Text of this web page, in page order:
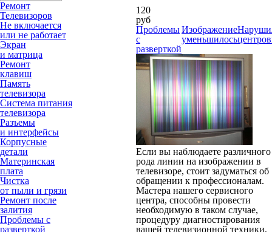
Ремонт
Телевизоров
Не включается
или не работает
Экран
и матрица
Ремонт
клавиш
Память
телевизора
Система питания
телевизора
Разъемы
и интерфейсы
Корпусные
детали
Материнская
плата
Чистка
от пыли и грязи
Ремонт после
залития
Проблемы с
разверткой
120
руб
Проблемы
с
разверткой
Изображение
уменьшилось
Если вы наблюдаете различного
рода линии на изображении в
телевизоре, стоит задуматься об
обращении к профессионалам.
Мастера нашего сервисного
центра, способны провести
необходимую в таком случае,
процедуру диагностирования
вашей телевизионной техники,